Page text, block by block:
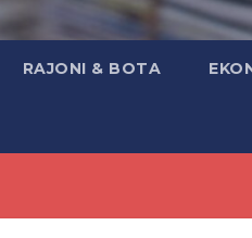
RAJONI & BOTA